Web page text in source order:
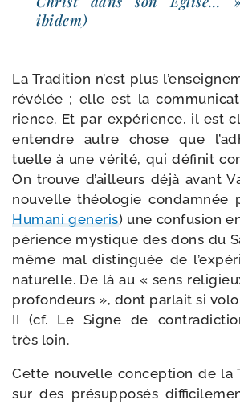
ibidem)
La Tradition n’est plus
révé­lée ; elle est la
rience. Et par expé­rience, il est
entendre autre chose que
tuelle à une véri­té, qui défi­nit
On trouve d’ailleurs déjà avant
nou­velle théo­lo­gie condam­née
Humani gene­ris) une confu­sion
pé­rience mys­tique des dons du
même mal dis­tin­guée de
natu­relle. De là au « sens
pro­fon­deurs », dont par­lait si
II (cf. Le Signe de
très loin.
Cette nou­velle concep­tion de la
sur des pré­sup­po­sés